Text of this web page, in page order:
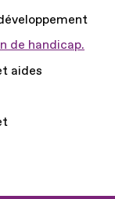
de handicap.
aides